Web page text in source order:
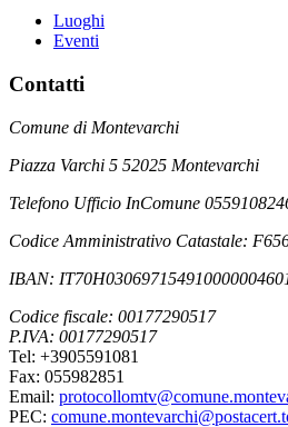
Luoghi
Eventi
Contatti
Comune di Montevarchi
Piazza Varchi 5 52025 Montevarchi
Telefono Ufficio InComune
Codice Amministrativo Catastale:
IBAN:
Codice fiscale: 00177290517
P.IVA: 00177290517
Tel: +3905591081
Fax: 055982851
Email:
PEC: